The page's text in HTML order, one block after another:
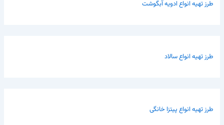
طرز تهیه انواع ادویه آبگوشت
طرز تهیه انواع سالاد
طرز تهیه انواع پیتزا خانگی